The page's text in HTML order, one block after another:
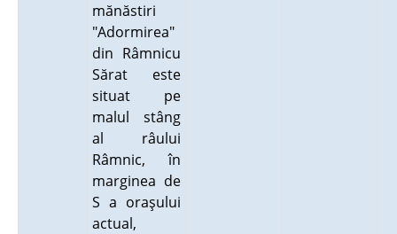
mănăstiri
"Adormirea"
din Râmnicu
Sărat este
situat pe
malul stâng
al râului
Râmnic, în
marginea de
S a oraşului
actual,